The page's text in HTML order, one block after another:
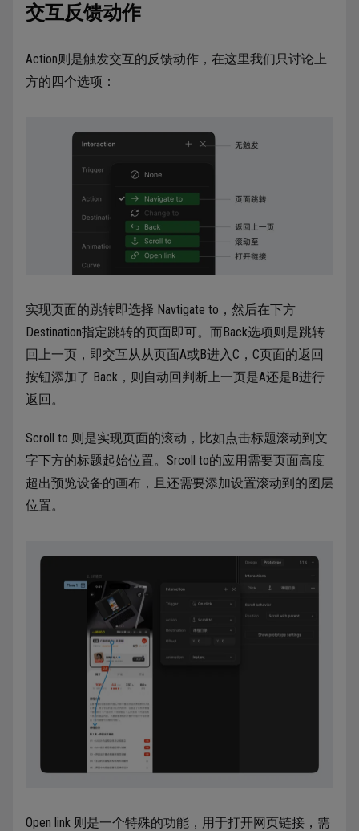
交互反馈动作
Action则是触发交互的反馈动作，在这里我们只讨论上
方的四个选项：
实现页面的跳转即选择 Navtigate to，然后在下方
Destination指定跳转的页面即可。而Back选项则是跳转
回上一页，即交互从从页面A或B进入C，C页面的返回
按钮添加了 Back，则自动回判断上一页是A还是B进行
返回。
Scroll to 则是实现页面的滚动，比如点击标题滚动到文
字下方的标题起始位置。Srcoll to的应用需要页面高度
超出预览设备的画布，且还需要添加设置滚动到的图层
位置。
Open link 则是一个特殊的功能，用于打开网页链接，需